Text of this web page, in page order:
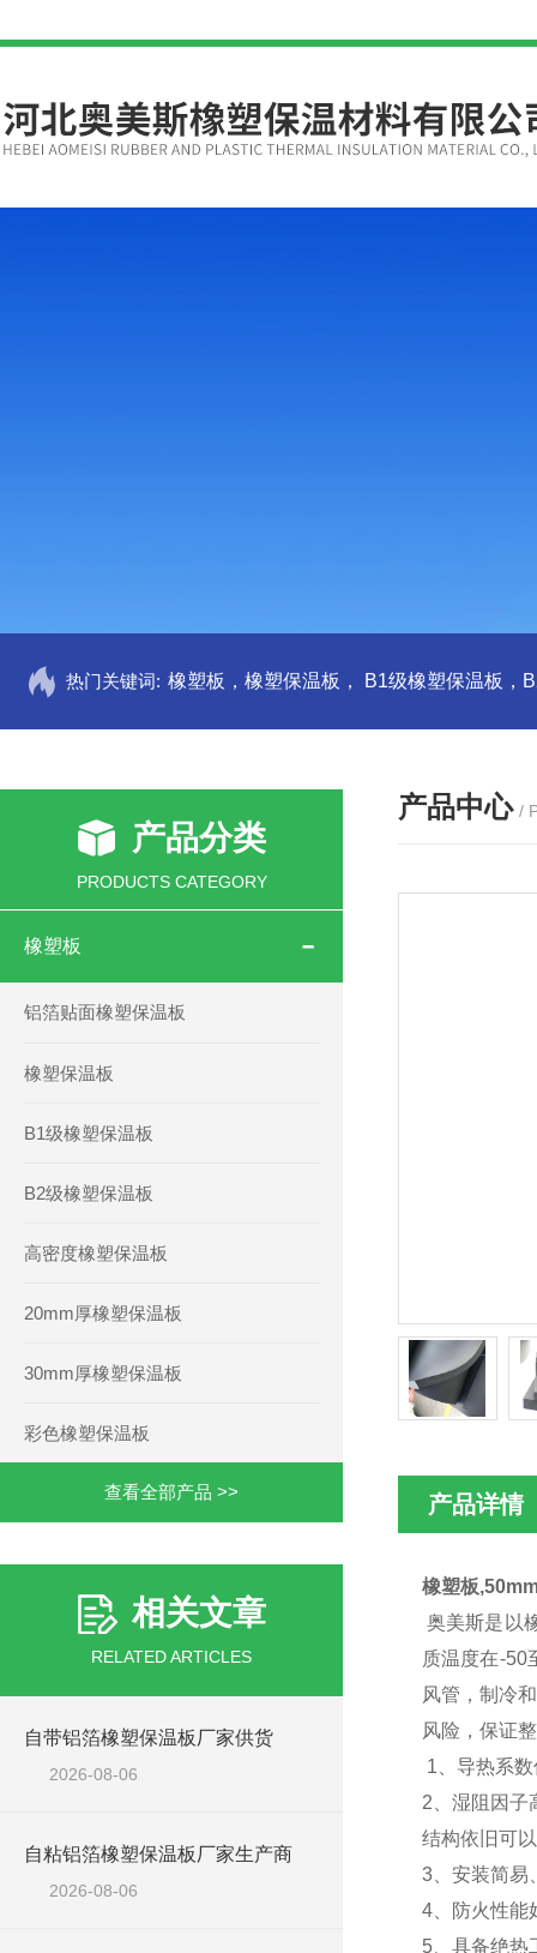
热门关键词:
产品分类
PRODUCTS CATEGORY
橡塑板
铝箔贴面橡塑保温板
橡塑保温板
B1级橡塑保温板
B2级橡塑保温板
高密度橡塑保温板
20mm厚橡塑保温板
30mm厚橡塑保温板
彩色橡塑保温板
查看全部产品 >>
相关文章
RELATED ARTICLES
自带铝箔橡塑保温板厂家供货
2026-08-06
自粘铝箔橡塑保温板厂家生产商
2026-08-06
产品中心 /
产品详情
橡塑板
奥美斯是以
质温度在-50
风管，制冷
风险，保证
1、导热系
2、湿阻因子
结构依旧可
3、安装简易
4、防火性能
5、具备绝热